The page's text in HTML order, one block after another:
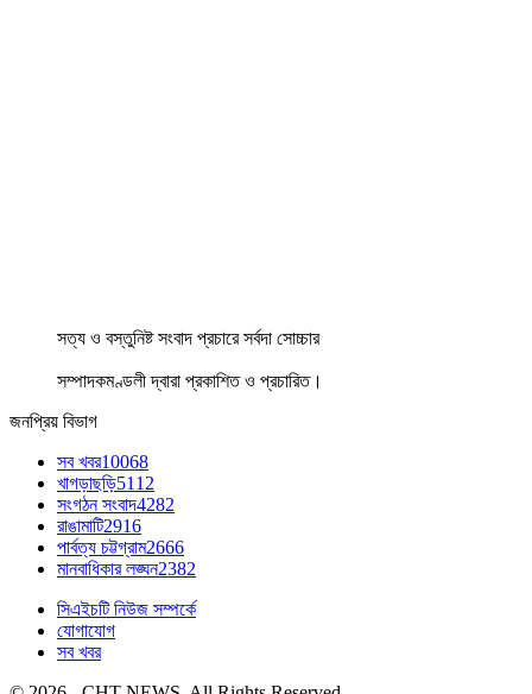
সত্য ও বস্তুনিষ্ট সংবাদ প্রচারে সর্বদা সোচ্চার
সম্পাদকমণ্ডলী দ্বারা প্রকাশিত ও প্রচারিত।
জনপ্রিয় বিভাগ
সব খবর10068
খাগড়াছড়ি5112
সংগঠন সংবাদ4282
রাঙামাটি2916
পার্বত্য চট্টগ্রাম2666
মানবাধিকার লঙ্ঘন2382
সিএইচটি নিউজ সম্পর্কে
যোগাযোগ
সব খবর